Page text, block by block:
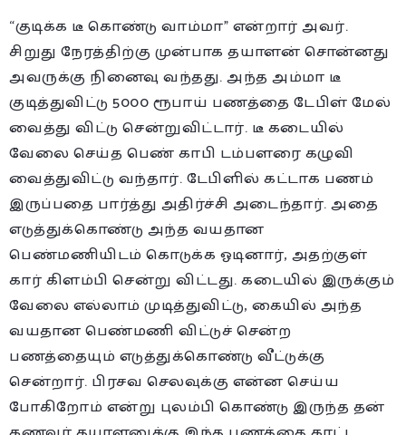
“குடிக்க டீ கொண்டு வாம்மா” என்றார் அவர்.
சிறுது நேரத்திற்கு முன்பாக தயாளன் சொன்னது
அவருக்கு நினைவு வந்தது. அந்த அம்மா டீ
குடித்துவிட்டு 5000 ரூபாய் பணத்தை டேபிள் மேல்
வைத்து விட்டு சென்றுவிட்டார். டீ கடையில்
வேலை செய்த பெண் காபி டம்பளரை கழுவி
வைத்துவிட்டு வந்தார். டேபிளில் கட்டாக பணம்
இருப்பதை பார்த்து அதிர்ச்சி அடைந்தார். அதை
எடுத்துக்கொண்டு அந்த வயதான
பெண்மணியிடம் கொடுக்க ஓடினார், அதற்குள்
கார் கிளம்பி சென்று விட்டது. கடையில் இருக்கும்
வேலை எல்லாம் முடித்துவிட்டு, கையில் அந்த
வயதான பெண்மணி விட்டுச் சென்ற
பணத்தையும் எடுத்துக்கொண்டு வீட்டுக்கு
சென்றார். பிரசவ செலவுக்கு என்ன செய்ய
போகிறோம் என்று புலம்பி கொண்டு இருந்த தன்